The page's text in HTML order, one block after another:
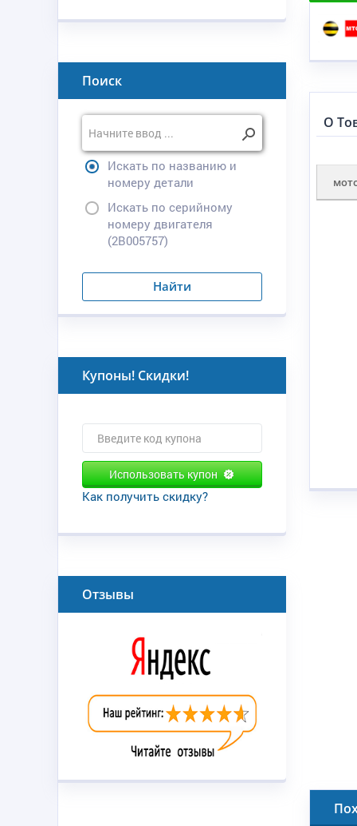
Поиск
Искать по названию и
номеру детали
Искать по серийному
номеру двигателя
(2B005757)
Найти
Купоны! Скидки!
Использовать купон
Как получить скидку?
Отзывы
О